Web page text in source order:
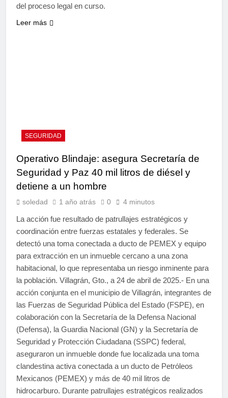
del proceso legal en curso.
Leer más
SEGURIDAD
Operativo Blindaje: asegura Secretaría de
Seguridad y Paz 40 mil litros de diésel y
detiene a un hombre
soledad 1 año atrás 0 4 minutos
La acción fue resultado de patrullajes estratégicos y
coordinación entre fuerzas estatales y federales. Se
detectó una toma conectada a ducto de PEMEX y equipo
para extracción en un inmueble cercano a una zona
habitacional, lo que representaba un riesgo inminente para
la población. Villagrán, Gto., a 24 de abril de 2025.- En una
acción conjunta en el municipio de Villagrán, integrantes de
las Fuerzas de Seguridad Pública del Estado (FSPE), en
colaboración con la Secretaría de la Defensa Nacional
(Defensa), la Guardia Nacional (GN) y la Secretaría de
Seguridad y Protección Ciudadana (SSPC) federal,
aseguraron un inmueble donde fue localizada una toma
clandestina activa conectada a un ducto de Petróleos
Mexicanos (PEMEX) y más de 40 mil litros de
hidrocarburo. Durante patrullajes estratégicos realizados